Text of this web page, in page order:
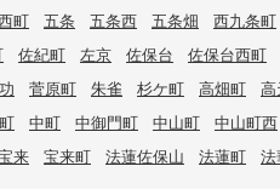
町 五条 五条西 五条畑 西九条町
佐紀町 左京 佐保台 佐保台西町
菅原町 朱雀 杉ケ町 高畑町 高
中町 中御門町 中山町 中山町西
来 宝来町 法蓮佐保山 法蓮町 法